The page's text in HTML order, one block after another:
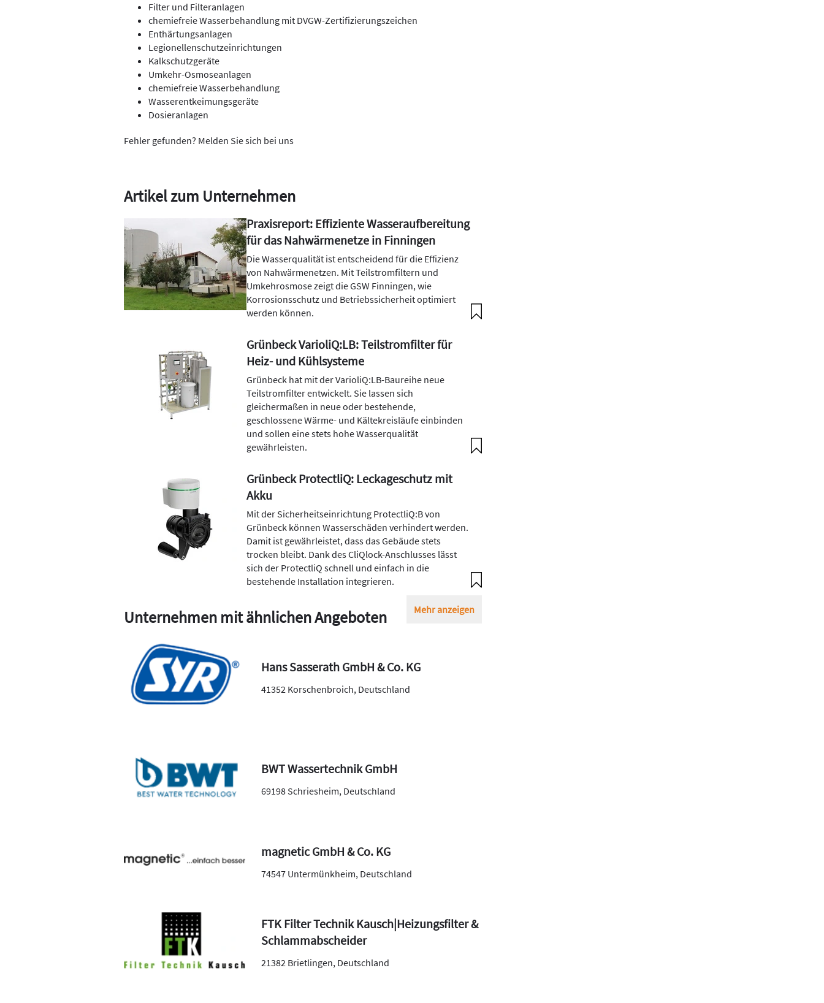
Filter und Filteranlagen
chemiefreie Wasserbehandlung mit DVGW-Zertifizierungszeichen
Enthärtungsanlagen
Legionellenschutzeinrichtungen
Kalkschutzgeräte
Umkehr-Osmoseanlagen
chemiefreie Wasserbehandlung
Wasserentkeimungsgeräte
Dosieranlagen
Fehler gefunden? Melden Sie sich bei uns
Artikel zum Unternehmen
Praxisreport: Effiziente Wasseraufbereitung
für das Nahwärmenetze in Finningen
Die Wasserqualität ist entscheidend für die Effizienz
von Nahwärmenetzen. Mit Teilstromfiltern und
Umkehrosmose zeigt die GSW Finningen, wie
Korrosionsschutz und Betriebssicherheit optimiert
werden können.
Grünbeck VarioliQ:LB: Teilstromfilter für
Heiz- und Kühlsysteme
Grünbeck hat mit der VarioliQ:LB-Baureihe neue
Teilstromfilter entwickelt. Sie lassen sich
gleichermaßen in neue oder bestehende,
geschlossene Wärme- und Kältekreisläufe einbinden
und sollen eine stets hohe Wasserqualität
gewährleisten.
Grünbeck ProtectliQ: Leckageschutz mit
Akku
Mit der Sicherheitseinrichtung ProtectliQ:B von
Grünbeck können Wasserschäden verhindert werden.
Damit ist gewährleistet, dass das Gebäude stets
trocken bleibt. Dank des CliQlock-Anschlusses lässt
sich der ProtectliQ schnell und einfach in die
bestehende Installation integrieren.
Mehr anzeigen
Unternehmen mit ähnlichen Angeboten
Hans Sasserath GmbH & Co. KG
41352 Korschenbroich,Deutschland
BWT Wassertechnik GmbH
69198 Schriesheim, Deutschland
magnetic GmbH & Co. KG
74547 Untermünkheim, Deutschland
FTK Filter Technik Kausch|Heizungsfilter &
Schlammabscheider
21382 Brietlingen,Deutschland